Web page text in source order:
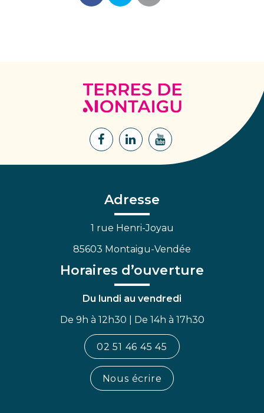
Terres
de
Montaigu
Lien
Facebook
Lien
Lien
Adresse
1 rue Henri-Joyau
85603 Montaigu-Vendée
Horaires d’ouverture
Du lundi au vendredi
De 9h à 12h30 | De 14h à 17h30
02 51 46 45 45
Nous écrire